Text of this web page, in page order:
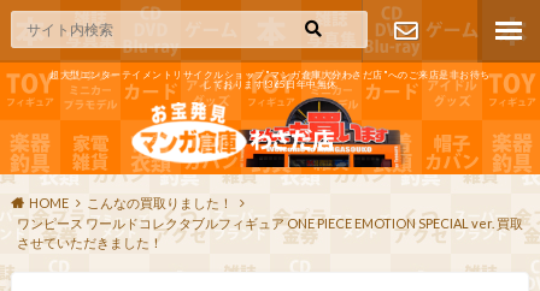
超大型エンターテイメントリサイクルショップ"マンガ倉庫大分わさだ店"へのご来店是非お待ち
しております!365日年中無休
お問い合わ
せ
HOME
こんなの買取りました！
ワンピース ワールドコレクタブルフィギュア ONE PIECE EMOTION SPECIAL ver. 買取
させていただきました！